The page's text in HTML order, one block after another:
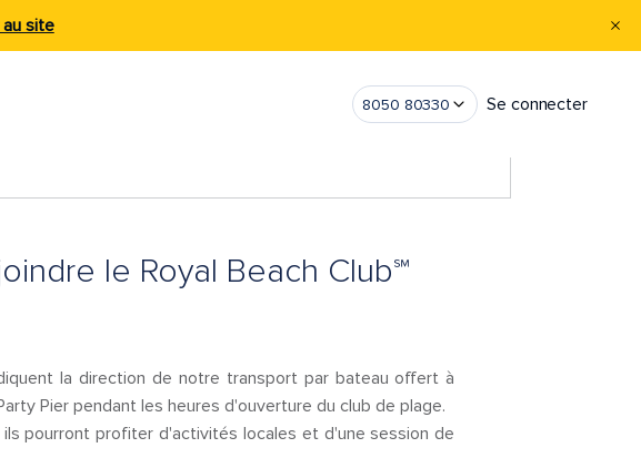
site
8050 80330 Se connecter
le Royal Beach Club℠
la direction de notre transport par bateau offert à
Pier pendant les heures d'ouverture du club de plage.
pourront profiter d'activités locales et d'une session de